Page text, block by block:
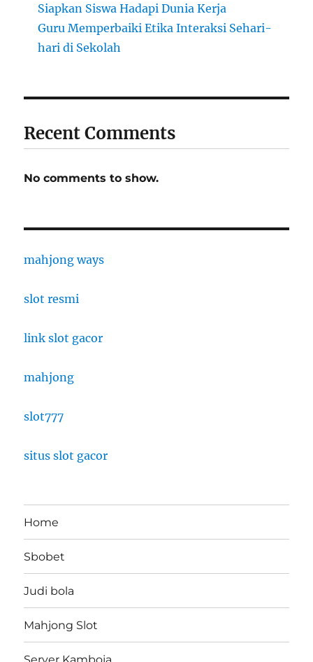
Siapkan Siswa Hadapi Dunia Kerja
Guru Memperbaiki Etika Interaksi Sehari-
hari di Sekolah
Recent Comments
No comments to show.
mahjong ways
slot resmi
link slot gacor
mahjong
slot777
situs slot gacor
Home
Sbobet
Judi bola
Mahjong Slot